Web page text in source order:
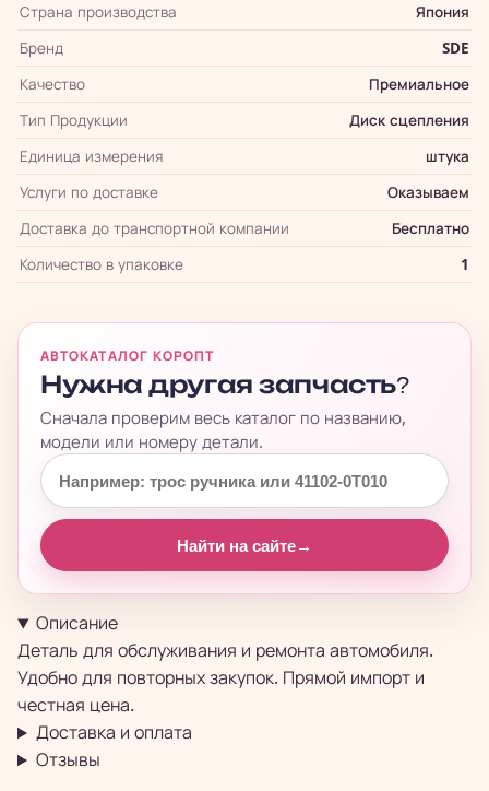
Страна производства
Япония
Бренд
SDE
Качество
Премиальное
Тип Продукции
Диск сцепления
Единица измерения
штука
Услуги по доставке
Оказываем
Доставка до транспортной компании
Бесплатно
Количество в упаковке
1
АВТОКАТАЛОГ КОРОПТ
Нужна другая запчасть?
Сначала проверим весь каталог по названию,
модели или номеру детали.
Найти на сайте→
Описание
Деталь для обслуживания и ремонта автомобиля.
Удобно для повторных закупок. Прямой импорт и
честная цена.
Доставка и оплата
Отзывы